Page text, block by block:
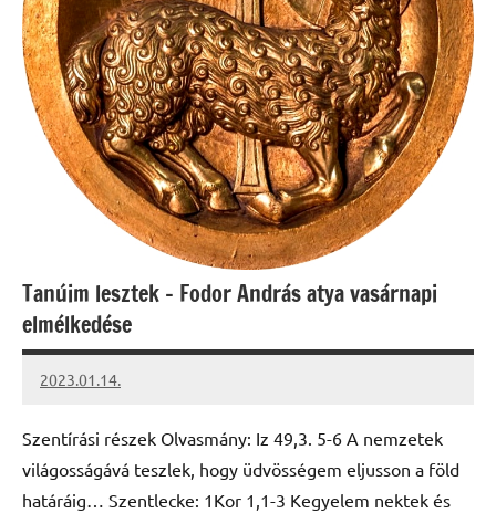
Tanúim lesztek – Fodor András atya vasárnapi
elmélkedése
2023.01.14.
kovacs.agi
Szentírási részek Olvasmány: Iz 49,3. 5-6 A nemzetek
világosságává teszlek, hogy üdvösségem eljusson a föld
határáig… Szentlecke: 1Kor 1,1-3 Kegyelem nektek és